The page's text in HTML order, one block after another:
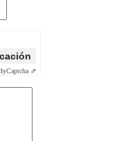
Captcha ⇗